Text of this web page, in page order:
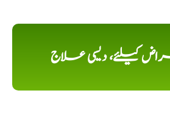
کیلئے، دیسی علاج